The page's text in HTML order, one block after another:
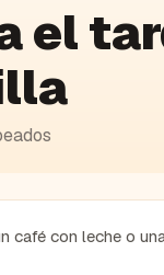
el
café con leche o